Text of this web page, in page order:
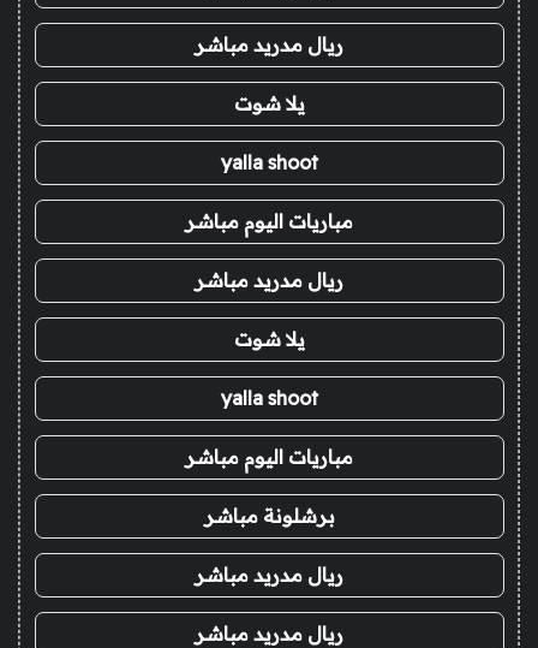
ريال مدريد مباشر
يلا شوت
yalla shoot
مباريات اليوم مباشر
ريال مدريد مباشر
يلا شوت
yalla shoot
مباريات اليوم مباشر
برشلونة مباشر
ريال مدريد مباشر
ريال مدريد مباشر